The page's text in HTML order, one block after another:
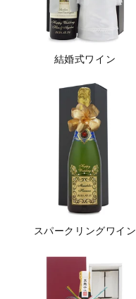
結婚式ワイン
スパークリングワイン